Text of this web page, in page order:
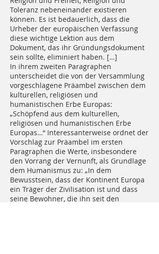
Toleranz nebeneinander existieren
können. Es ist bedauerlich, dass die
Urheber der europäischen Verfassung
diese wichtige Lektion aus dem
Dokument, das ihr Gründungsdokument
sein sollte, eliminiert haben. […]
In ihrem zweiten Paragraphen
unterscheidet die von der Versammlung
vorgeschlagene Präambel zwischen dem
kulturellen, religiösen und
humanistischen Erbe Europas:
„Schöpfend aus dem kulturellen,
religiösen und humanistischen Erbe
Europas…“ Interessanterweise ordnet der
Vorschlag zur Präambel im ersten
Paragraphen die Werte, insbesondere
den Vorrang der Vernunft, als Grundlage
dem Humanismus zu: „In dem
Bewusstsein, dass der Kontinent Europa
ein Träger der Zivilisation ist und dass
seine Bewohner, die ihn seit den